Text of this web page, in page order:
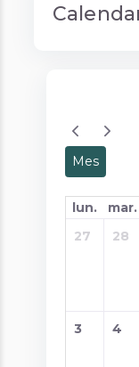
Mes
lun. mar.
27
28
3 4